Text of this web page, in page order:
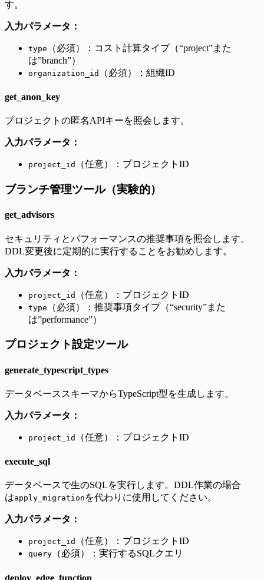
す。
入力パラメータ：
type
（必須）：コスト計算タイプ（“project”また
は”branch”）
organization_id （必須）：組織ID
get_anon_key
プロジェクトの匿名APIキーを照会します。
入力パラメータ：
project_id （任意）：プロジェクトID
ブランチ管理ツール（実験的）
get_advisors
セキュリティとパフォーマンスの推奨事項を照会します。
DDL変更後に定期的に実行することをお勧めします。
入力パラメータ：
project_id （任意）：プロジェクトID
type
（必須）：推奨事項タイプ（“security”また
は”performance”）
プロジェクト設定ツール
generate_typescript_types
データベーススキーマからTypeScript型を生成します。
入力パラメータ：
project_id （任意）：プロジェクトID
execute_sql
データベースで生のSQLを実行します。DDL作業の場合
はapply_migration を代わりに使用してください。
入力パラメータ：
project_id （任意）：プロジェクトID
query （必須）：実行するSQLクエリ
deploy_edge_function